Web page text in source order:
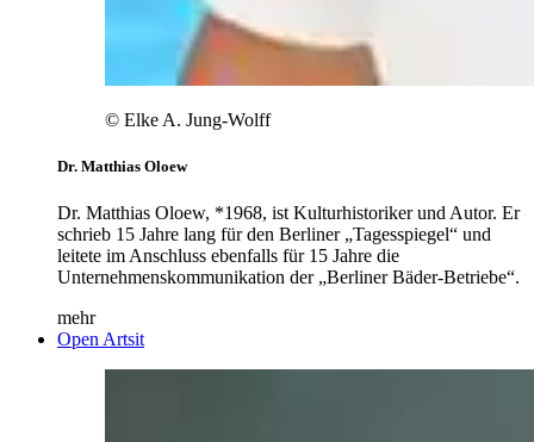
© Elke A. Jung-Wolff
Dr. Matthias Oloew
Dr. Matthias Oloew, *1968, ist Kulturhistoriker und Autor. Er
schrieb 15 Jahre lang für den Berliner „Tagesspiegel“ und
leitete im Anschluss ebenfalls für 15 Jahre die
Unternehmenskommunikation der „Berliner Bäder-Betriebe“.
mehr
Open Artsit